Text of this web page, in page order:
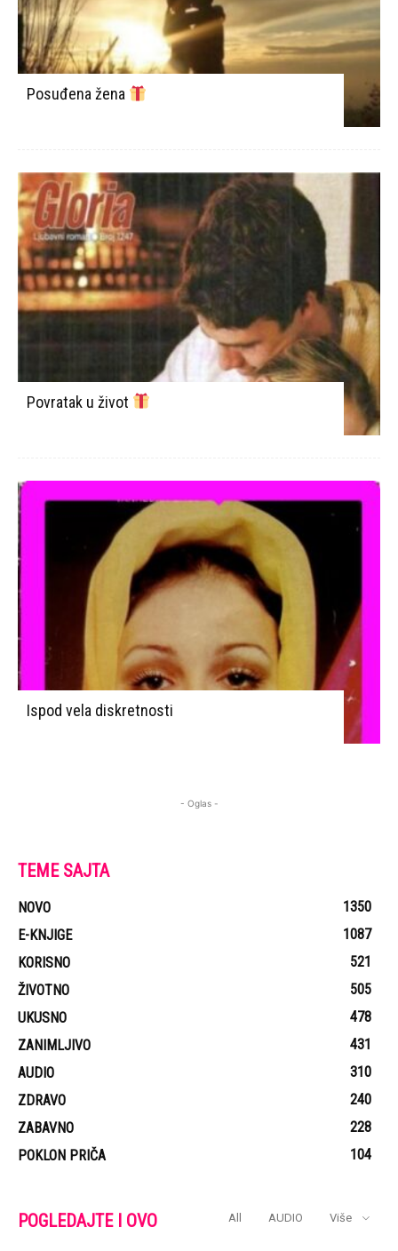
Posuđena žena
Povratak u život
Ispod vela diskretnosti
- Oglas -
TEME SAJTA
NOVO
1350
E-KNJIGE
1087
KORISNO
521
ŽIVOTNO
505
UKUSNO
478
ZANIMLJIVO
431
AUDIO
310
ZDRAVO
240
ZABAVNO
228
POKLON PRIČA
104
POGLEDAJTE I OVO All AUDIO Više